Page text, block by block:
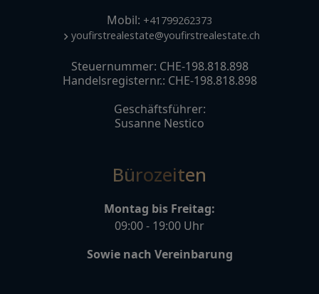
Mobil: +41799262373
youfirstrealestate@youfirstrealestate.ch
Steuernummer: CHE-198.818.898
Handelsregisternr.: CHE-198.818.898
Geschäftsführer:
Susanne Nestico
Bürozeiten
Montag bis Freitag:
09:00 - 19:00 Uhr
Sowie nach Vereinbarung